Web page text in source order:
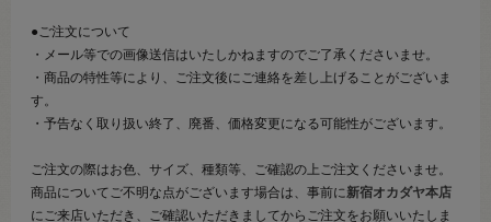
●ご注文について
・メール等での画像送信はいたしかねますのでご了承くださいませ。
・商品の特性等により、ご注文後にご連絡を差し上げることがございま
す。
・予告なく取り扱い終了、廃番、価格変更になる可能性がございます。
ご注文の際はお色、サイズ、種類等、ご確認の上ご注文くださいませ。
商品についてご不明な点がございます場合は、事前に新宿オカダヤ本店
にご来店いただき、ご確認いただきましてからご注文をお願いいたしま